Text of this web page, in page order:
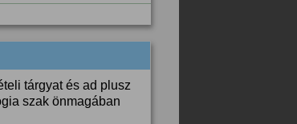
tárgyat és ad plusz
szak önmagában